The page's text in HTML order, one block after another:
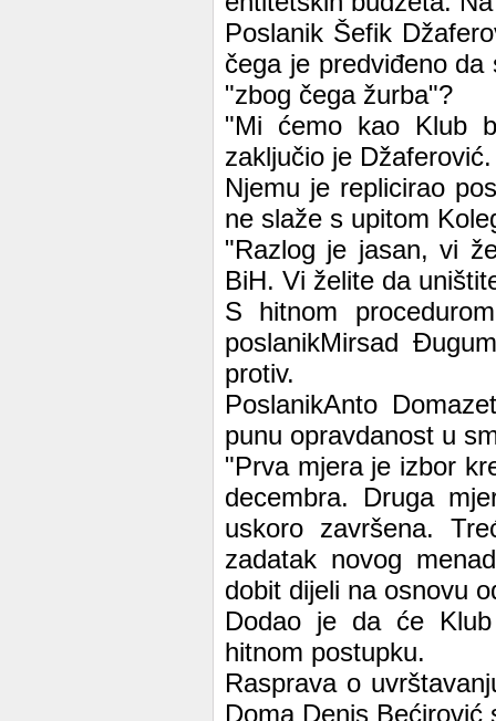
Poslanik Šefik
čega je predviđeno
"zbog čega žurba"?
"Mi ćemo kao Klub
zaključio je Džaferović.
Njemu je replicirao
ne slaže s upitom
"Razlog je jasan, vi
BiH. Vi želite da
S hitnom
poslanikMirsad
protiv.
PoslanikAnto
punu opravdanost u
"Prva mjera je izbor
decembra. Druga
uskoro završena.
zadatak novog
dobit dijeli na osnovu
Dodao je da će
hitnom postupku.
Rasprava o
Doma Denis Bećirović